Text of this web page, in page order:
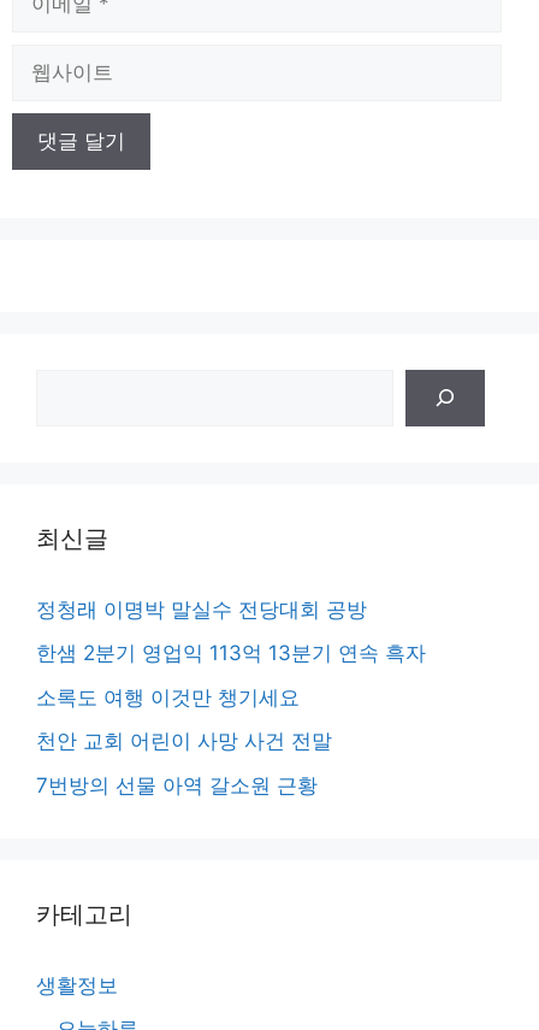
최신글
정청래 이명박 말실수 전당대회 공방
한샘 2분기 영업익 113억 13분기 연속 흑자
소록도 여행 이것만 챙기세요
천안 교회 어린이 사망 사건 전말
7번방의 선물 아역 갈소원 근황
카테고리
생활정보